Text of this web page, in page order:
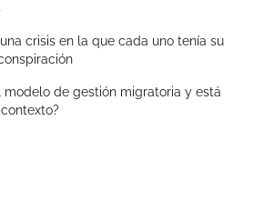
crisis en la que cada uno tenía su
modelo de gestión migratoria y está